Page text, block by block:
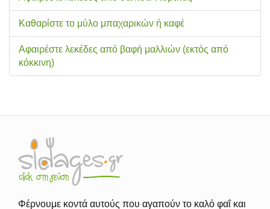
Καθαρίστε το μύλο μπαχαρικών ή καφέ
Αφαιρέστε λεκέδες από βαφή μαλλιών (εκτός από
κόκκινη)
Φέρνουμε κοντά αυτούς που αγαπούν το καλό φαΐ και